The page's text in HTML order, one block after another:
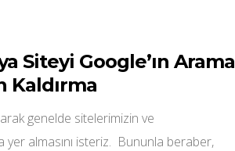
Siteyi Google’ın Arama
Kaldırma
genelde sitelerimizin ve
yer almasını isteriz. Bununla beraber,